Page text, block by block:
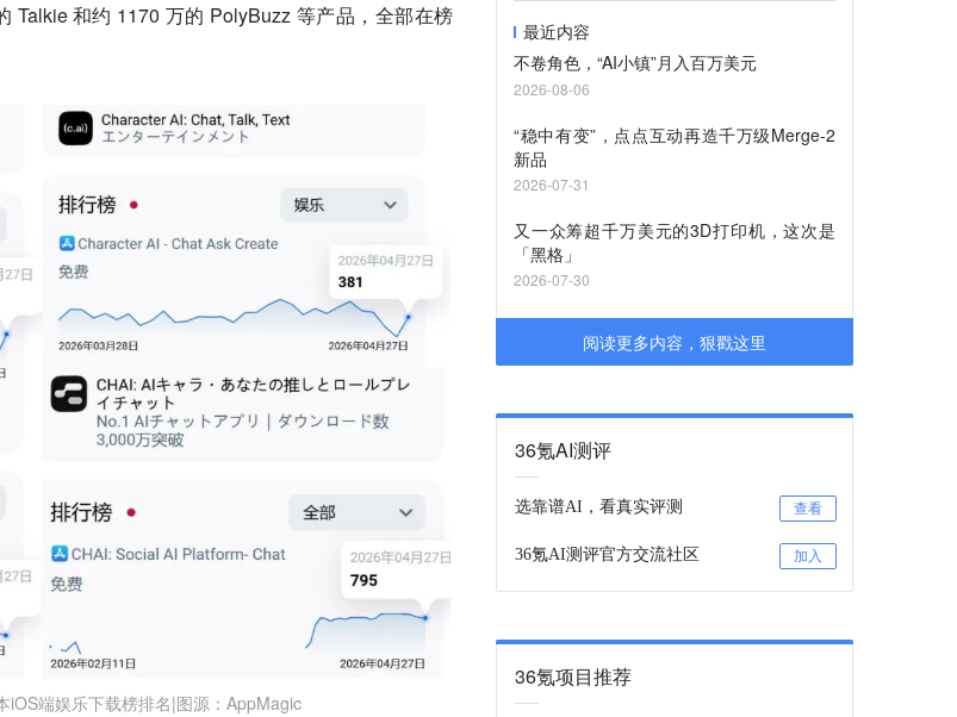
Talkie 和约 1170 万的 PolyBuzz 等产品，全部在榜
iOS端娱乐下载榜排名|图源：AppMagic
最近内容
不卷角色，“AI小镇”月入百万美元
2026-08-06
“稳中有变”，点点互动再造千万级Merge-2
新品
2026-07-31
又一众筹超千万美元的3D打印机，这次是
「黑格」
2026-07-30
阅读更多内容，狠戳这里
36氪AI测评
选靠谱AI，看真实评测 查看
36氪AI测评官方交流社区 加入
36氪项目推荐